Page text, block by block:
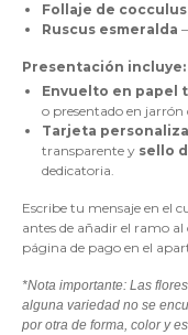
Follaje de cocculus
Ruscus esmeralda
Presentación incluye:
Envuelto en papel
o presentado en jarrón
Tarjeta
transparente y sello
dedicatoria.
Escribe tu mensaje en el
antes de añadir el ramo
página de pago en el
*Nota importante: Las
alguna variedad no se
por otra de forma, color y